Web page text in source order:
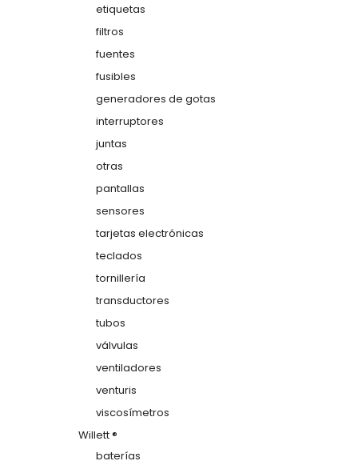
etiquetas
filtros
fuentes
fusibles
generadores de gotas
interruptores
juntas
otras
pantallas
sensores
tarjetas electrónicas
teclados
tornillería
transductores
tubos
válvulas
ventiladores
venturis
viscosímetros
Willett ®
baterías